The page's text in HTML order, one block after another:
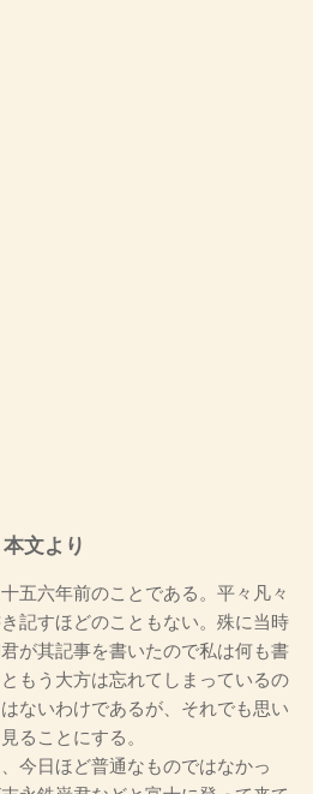
本文より
五六年前のことである。平々凡々
記すほどのこともない。殊に当時
が其記事を書いたので私は何も書
もう大方は忘れてしまっているの
ないわけであるが、それでも思い
ることにする。
今日ほど普通なものではなかっ